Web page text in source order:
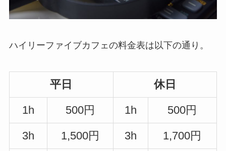
ハイリーファイブカフェの料金表は以下の通り。
平日 休日
1h 500円 1h 500円
3h 1,500円 3h 1,700円